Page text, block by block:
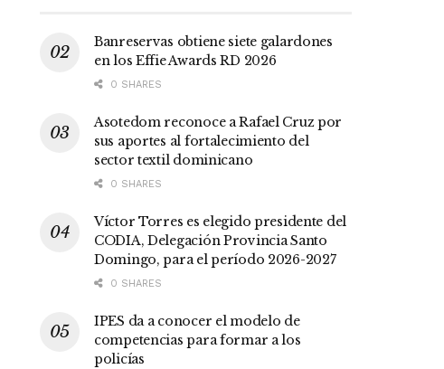
Banreservas obtiene siete galardones
en los Effie Awards RD 2026
0 SHARES
Asotedom reconoce a Rafael Cruz por
sus aportes al fortalecimiento del
sector textil dominicano
0 SHARES
Víctor Torres es elegido presidente del
CODIA, Delegación Provincia Santo
Domingo, para el período 2026-2027
0 SHARES
IPES da a conocer el modelo de
competencias para formar a los
policías